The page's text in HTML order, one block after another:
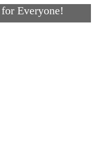
Everyone!